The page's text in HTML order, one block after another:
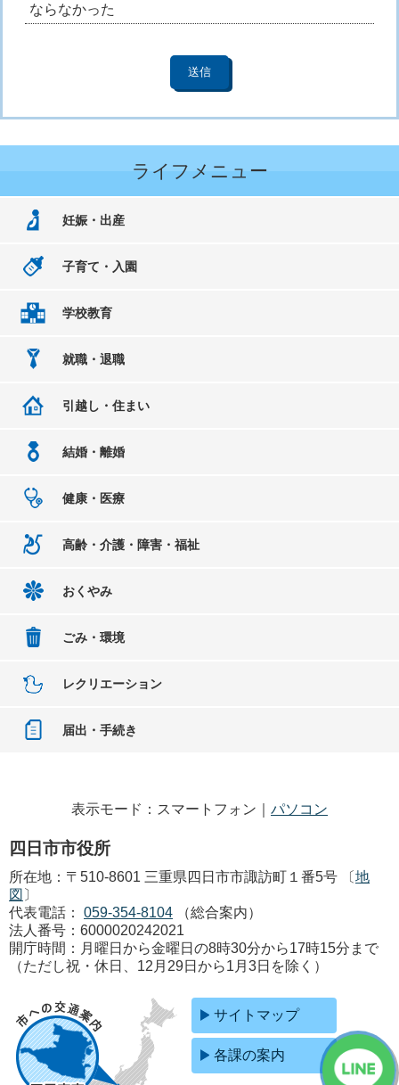
ならなかった
ライフメニュー
妊娠・出産
子育て・入園
学校教育
就職・退職
引越し・住まい
結婚・離婚
健康・医療
高齢・介護・障害・福祉
おくやみ
ごみ・環境
レクリエーション
届出・手続き
表示モード：スマートフォン｜ パソコン
四日市市役所
所在地：〒510-8601 三重県四日市市諏訪町１番5号 〔地
図 〕
代表電話：
059-354-8104
（総合案内）
法人番号：6000020242021
開庁時間：月曜日から金曜日の8時30分から17時15分まで
（ただし祝・休日、12月29日から1月3日を除く）
サイトマップ
各課の案内